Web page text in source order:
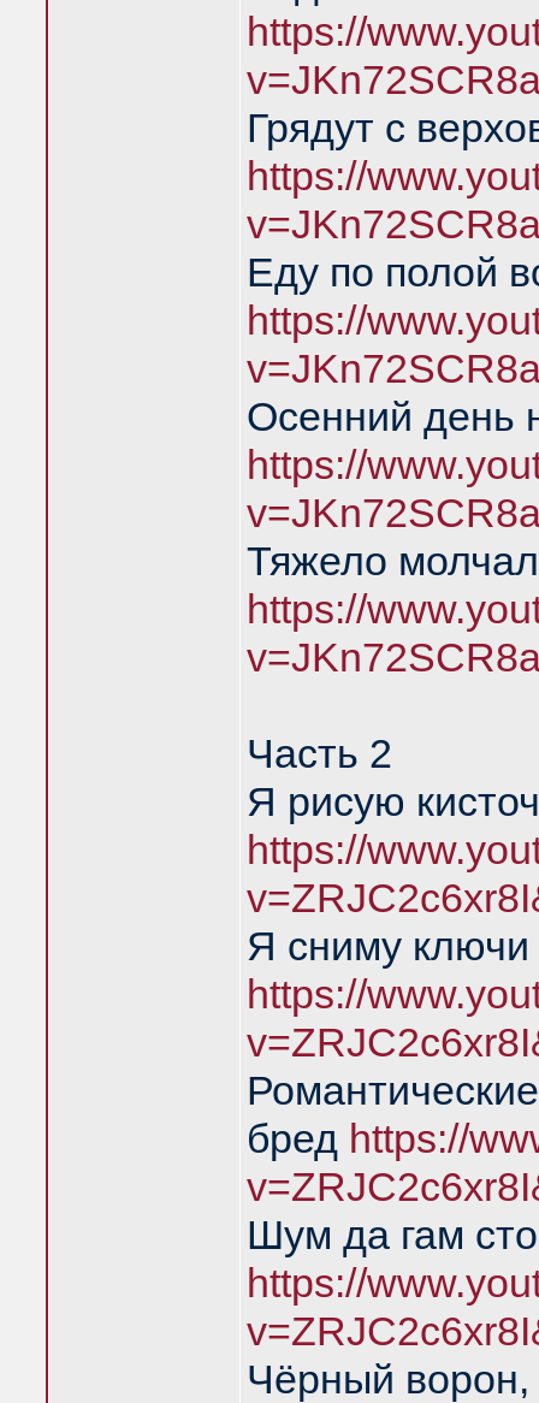
https://
Грядут с
https://
Еду по полой
https://
Осенний день
https://
Тяжело
https://
Часть 2
Я рисую
https://
Я сниму ключи
https://
бред https://
Шум да гам
https://
Чёрный